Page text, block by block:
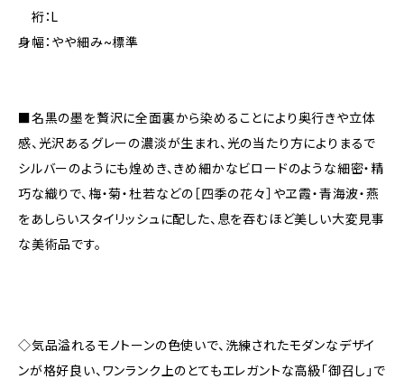
裄：L
身幅：やや細み~標準
■名黒の墨を贅沢に全面裏から染めることにより奥行きや立体
感、光沢あるグレーの濃淡が生まれ、光の当たり方によりまるで
シルバーのようにも煌めき、きめ細かなビロードのような細密・精
巧な織りで、梅・菊・杜若などの［四季の花々］やヱ霞・青海波・燕
をあしらいスタイリッシュに配した、息を吞むほど美しい大変見事
な美術品です。
◇気品溢れるモノトーンの色使いで、洗練されたモダンなデザイ
ンが格好良い、ワンランク上のとてもエレガントな高級「御召し」で